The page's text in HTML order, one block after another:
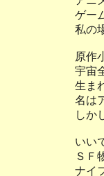
ゲー
私の
原作
宇宙
生ま
名は
しか
いい
ＳＦ
ナイ